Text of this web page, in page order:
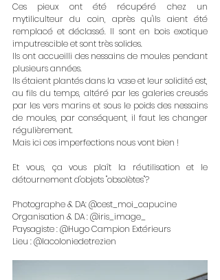
Ces pieux ont été récupéré chez un
mytiliculteur du coin, après qu'ils aient été
remplacé et déclassé. Il sont en bois exotique
imputrescible et sont très solides.
Ils ont accueilli des nessains de moules pendant
plusieurs années.
Ils étaient plantés dans la vase et leur solidité est,
au fils du temps, altéré par les galeries creusés
par les vers marins et sous le poids des nessains
de moules, par conséquent, il faut les changer
régulièrement.
Mais ici ces imperfections nous vont bien !
Et vous, ça vous plaît la réutilisation et le
détournement d'objets "obsolètes"?
Photographe & DA: @cest_moi_capucine
Organisation & DA : @iris_image_
Paysagiste : @Hugo Campion Extérieurs
Lieu : @lacoloniedetrezien